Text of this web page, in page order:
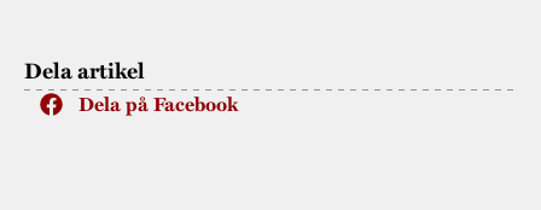
Dela artikel
Dela på Facebook